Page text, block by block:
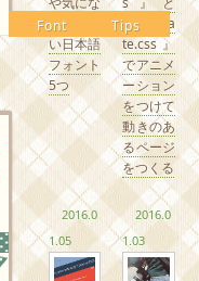
Font
るかわい
い日本語
フォント
5つ
Tips
『Anima
te.css』
でアニメ
ーション
をつけて
動きのあ
るページ
をつくる
2016.0
1.05
2016.0
1.03